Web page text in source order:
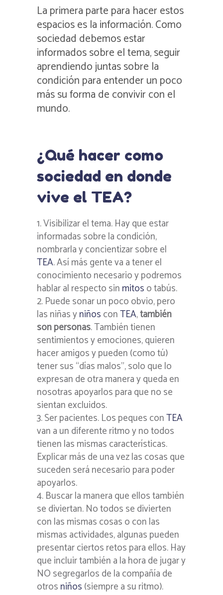
La primera parte para hacer estos
espacios es la información. Como
sociedad debemos estar
informados sobre el tema, seguir
aprendiendo juntas sobre la
condición para entender un poco
más su forma de convivir con el
mundo.
¿Qué hacer como
sociedad en donde
vive el TEA?
Visibilizar el tema. Hay que estar
informadas sobre la condición,
nombrarla y concientizar sobre el
TEA. Así más gente va a tener el
conocimiento necesario y podremos
hablar al respecto sinmitoso tabús.
Puede sonar un poco obvio, pero
las niñas yniñosconTEA,también
son personas. También tienen
sentimientos y emociones, quieren
hacer amigos y pueden (como tú)
tener sus “días malos”, solo que lo
expresan de otra manera y queda en
nosotras apoyarlos para que no se
sientan excluidos.
Ser pacientes. Los peques conTEA
van a un diferente ritmo y no todos
tienen las mismas características.
Explicar más de una vez las cosas que
suceden será necesario para poder
apoyarlos.
Buscar la manera que ellos también
se diviertan. No todos se divierten
con las mismas cosas o con las
mismas actividades, algunas pueden
presentar ciertos retos para ellos. Hay
que incluir también a la hora de jugar y
NO segregarlos de la compañía de
otrosniños(siempre a su ritmo).